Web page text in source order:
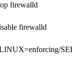
firewalld
firewalld